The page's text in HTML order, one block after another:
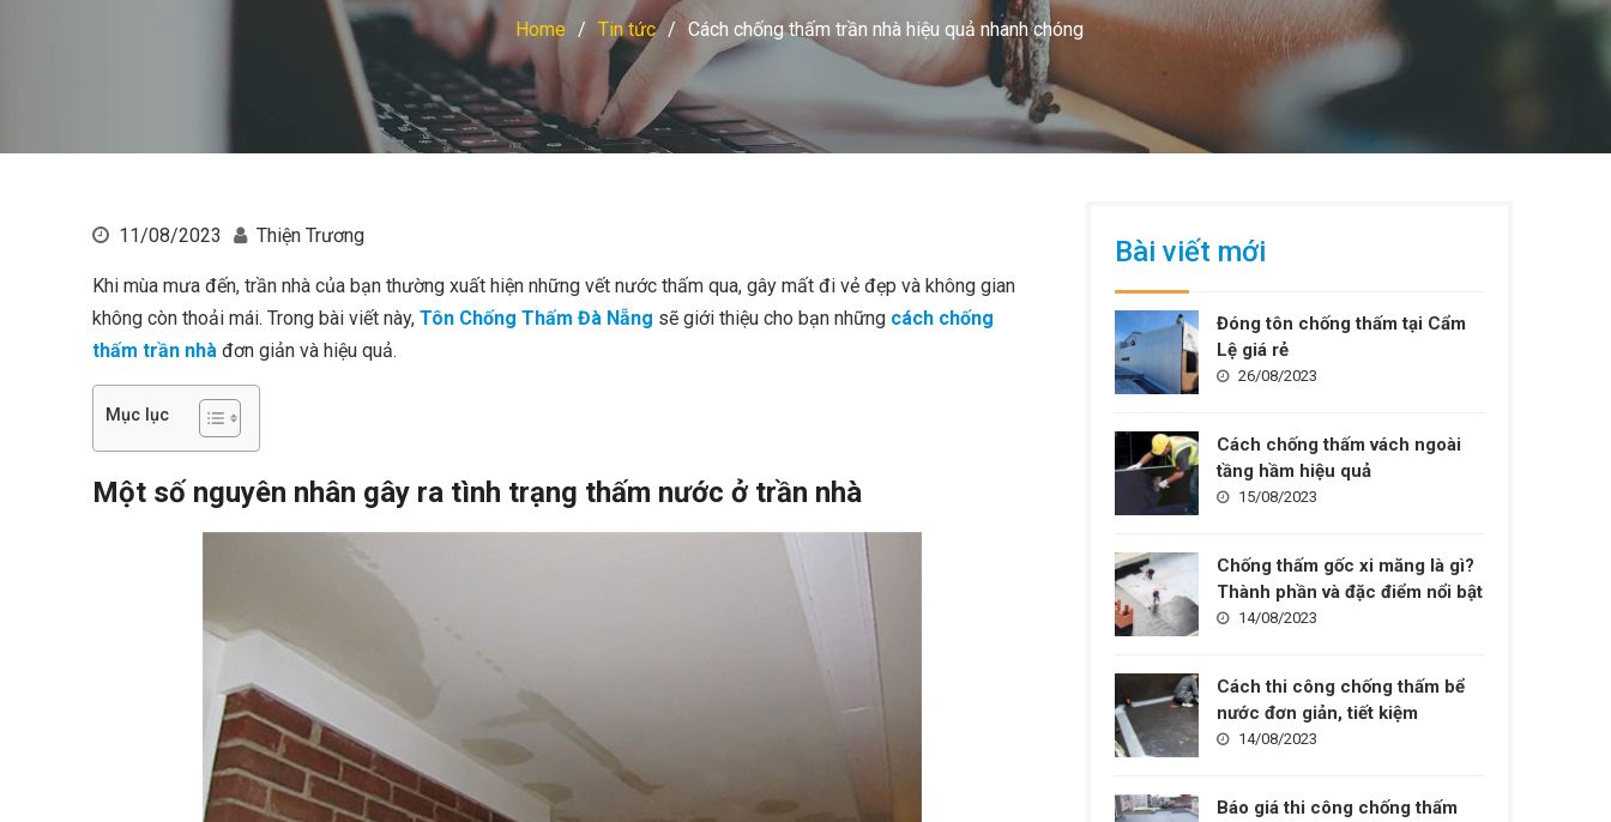
Home Tin tức Cách chống thấm trần nhà hiệu quả nhanh chóng
11/08/2023 Thiện Trương
Khi mùa mưa đến, trần nhà của bạn thường xuất hiện những vết nước thấm qua, gây mất đi vẻ đẹp và không gian
không còn thoải mái. Trong bài viết này, Tôn Chống Thấm Đà Nẵng sẽ giới thiệu cho bạn những cách chống
thấm trần nhà đơn giản và hiệu quả.
Mục lục
Một số nguyên nhân gây ra tình trạng thấm nước ở trần nhà
Bài viết mới
Đóng tôn chống thấm tại Cẩm
Lệ giá rẻ
26/08/2023
Cách chống thấm vách ngoài
tầng hầm hiệu quả
15/08/2023
Chống thấm gốc xi măng là gì?
Thành phần và đặc điểm nổi bật
14/08/2023
Cách thi công chống thấm bể
nước đơn giản, tiết kiệm
14/08/2023
Báo giá thi công chống thấm